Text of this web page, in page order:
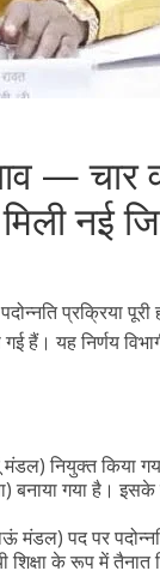
— चार
नई
प्रक्रिया
हैं। यह निर्णय
मंडल) नियुक्त किया
बनाया गया है।
मंडल) पद पर
शिक्षा के रूप में तैनात